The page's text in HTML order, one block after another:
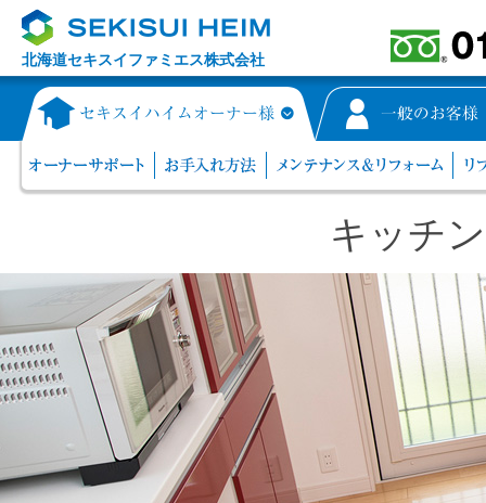
北海道セキスイファミエス株式会社
キッチ